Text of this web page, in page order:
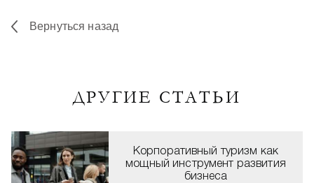
Вернуться назад
ДРУГИЕ СТАТЬИ
Корпоративный туризм как
мощный инструмент развития
бизнеса